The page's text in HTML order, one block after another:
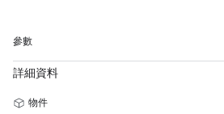
參數
詳細資料
物件